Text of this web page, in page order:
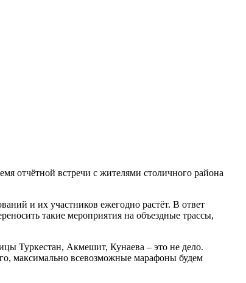
отчётной встречи с жителями столичного района
и их участников ежегодно растёт. В ответ
такие мероприятия на объездные трассы,
Туркестан, Акмешит, Кунаева – это не дело.
максимально всевозможные марафоны будем